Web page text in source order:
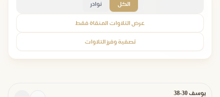
الكل نوادر
عرض التلاوات المنقاة فقط
تصفية وفرز التلاوات
يوسف 30-38